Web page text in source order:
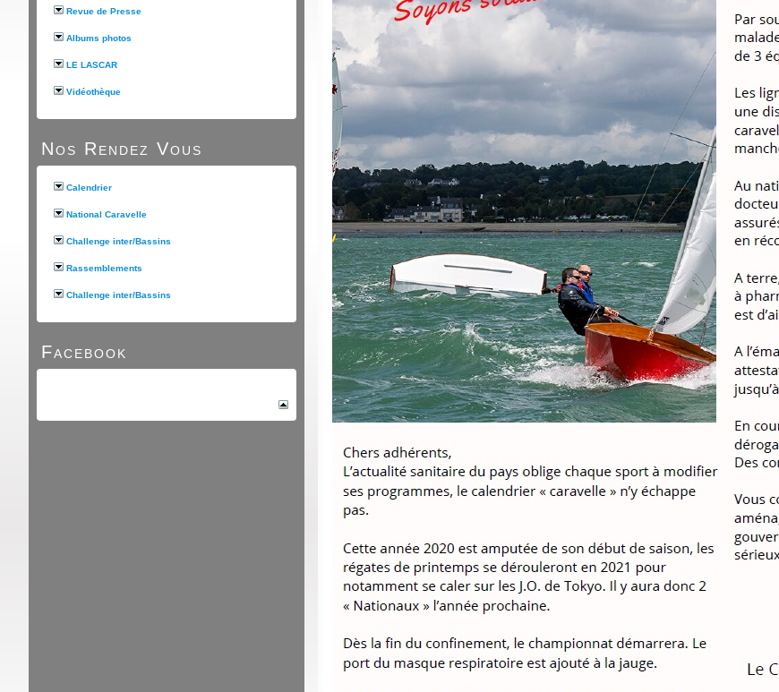
Revue de Presse
Albums photos
LE LASCAR
Vidéothèque
Nos Rendez Vous
Calendrier
National Caravelle
Challenge inter/Bassins
Rassemblements
Challenge inter/Bassins
Facebook